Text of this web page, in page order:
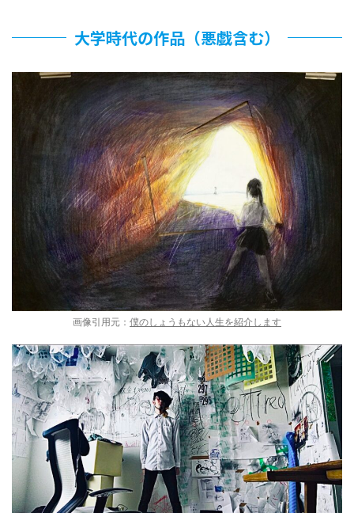
大学時代の作品（悪戯含む）
画像引用元： 僕のしょうもない人生を紹介します